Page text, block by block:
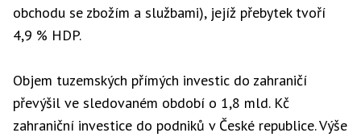
obchodu se zbožím a službami), jejíž přebytek tvoří
4,9 % HDP.
Objem tuzemských přímých investic do zahraničí
převýšil ve sledovaném období o 1,8 mld. Kč
zahraniční investice do podniků v České republice. Výše